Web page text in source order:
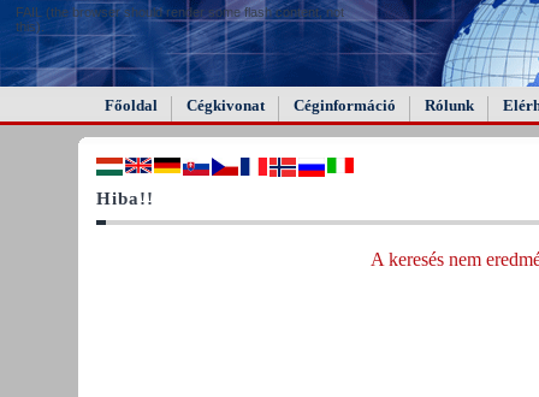
FAIL (the browser should render some flash content, not
this).
Főoldal Cégkivonat Céginformáció Rólunk
Hiba!!
A keresés nem